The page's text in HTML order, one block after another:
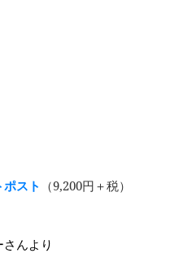
スト （9,200円＋税）
んより